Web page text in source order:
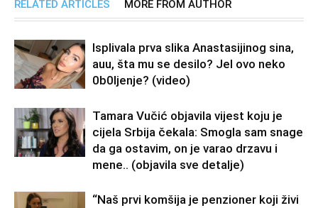
RELATED ARTICLES MORE FROM AUTHOR
Isplivala prva slika Anastasijinog sina,
auu, šta mu se desilo? Jel ovo neko
0b0Ijenje? (video)
Tamara Vučić objavila vijest koju je
cijela Srbija čekala: Smogla sam snage
da ga ostavim, on je varao drzavu i
mene.. (objavila sve detalje)
“Naš prvi komšija je penzioner koji živi